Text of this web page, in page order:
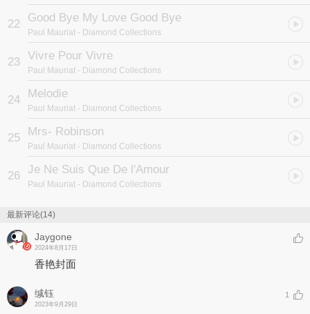
22 Good Bye My Love Good Bye
Paul Mauriat - Diamond Collections
23 Vivre Pour Vivre
Paul Mauriat - Diamond Collections
24 Melodie
Paul Mauriat - Diamond Collections
25 Mrs- Robinson
Paul Mauriat - Diamond Collections
26 Je Ne Suis Que De l'Amour
Paul Mauriat - Diamond Collections
最新评论(14)
Jaygone
2024年8月17日
香艳封面
缄钰
2023年9月29日
1